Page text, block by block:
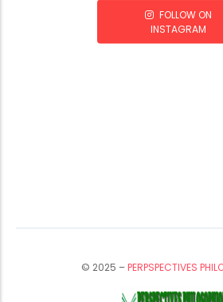
FOLLOW ON
INSTAGRAM
© 2025 –PERPSPECTIVES